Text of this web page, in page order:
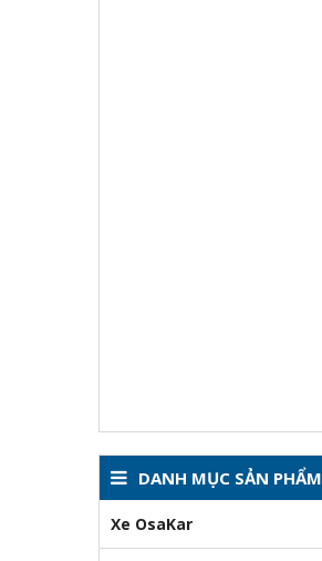
DANH MỤC SẢN PHẨM
Xe OsaKar